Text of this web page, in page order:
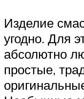
Изделие
угодно. Для
абсолютно
простые,